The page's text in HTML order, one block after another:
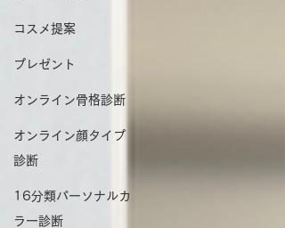
コスメ提案
プレゼント
オンライン骨格診断
オンライン顔タイプ
診断
16分類パーソナルカ
ラー診断